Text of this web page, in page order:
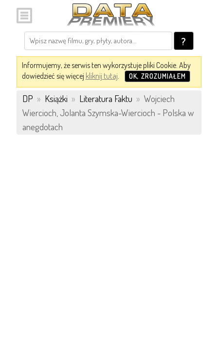
?
Informujemy, że serwis ten wykorzystuje pliki Cookie. Aby
dowiedzieć się więcej kliknij tutaj. OK, ZROZUMIAŁEM
DP » Książki » Literatura Faktu » Wojciech
Wiercioch, Jolanta Szymska-Wiercioch - Polska w
anegdotach